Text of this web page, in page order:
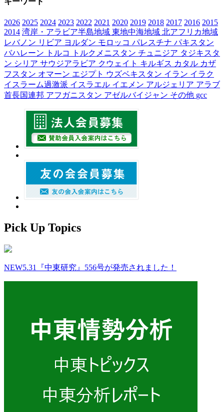
2026 2025 2024 2023 2022 2021 2020 2019 2018 2017 2016 2015
2014 湾岸・アラビア半島地域 東地中海地域 北アフリカ地域
レバノン リビア ヨルダン モロッコ パレスチナ パキスタン
バハレーン
トルコ トルクメニスタン チュニジア タジキスタ
ン シリア サウジアラビア クウェイト キルギス カタル カザ
フスタン オマーン エジプト ウズベキスタン イラン イラク
イスラーム過激派 イスラエル イエメン アルジェリア アラブ
首長国連邦 アフガニスタン アゼルバイジャン その他 gcc
Pick Up Topics
NEW5.31『中東研究』556号が発売されました！